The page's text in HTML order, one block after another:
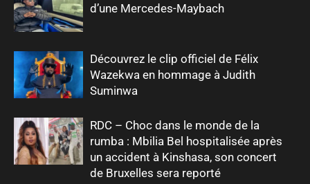
d’une Mercedes-Maybach
Découvrez le clip officiel de Félix
Wazekwa en hommage à Judith
Suminwa
RDC – Choc dans le monde de la
rumba : Mbilia Bel hospitalisée après
un accident à Kinshasa, son concert
de Bruxelles sera reporté